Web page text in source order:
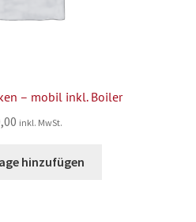
– mobil inkl. Boiler
inkl. MwSt.
hinzufügen